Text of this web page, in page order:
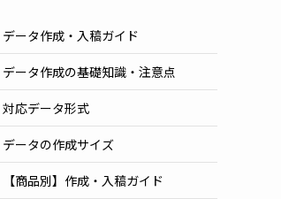
データ作成・入稿ガイド
データ作成の基礎知識・注意点
対応データ形式
データの作成サイズ
【商品別】作成・入稿ガイド